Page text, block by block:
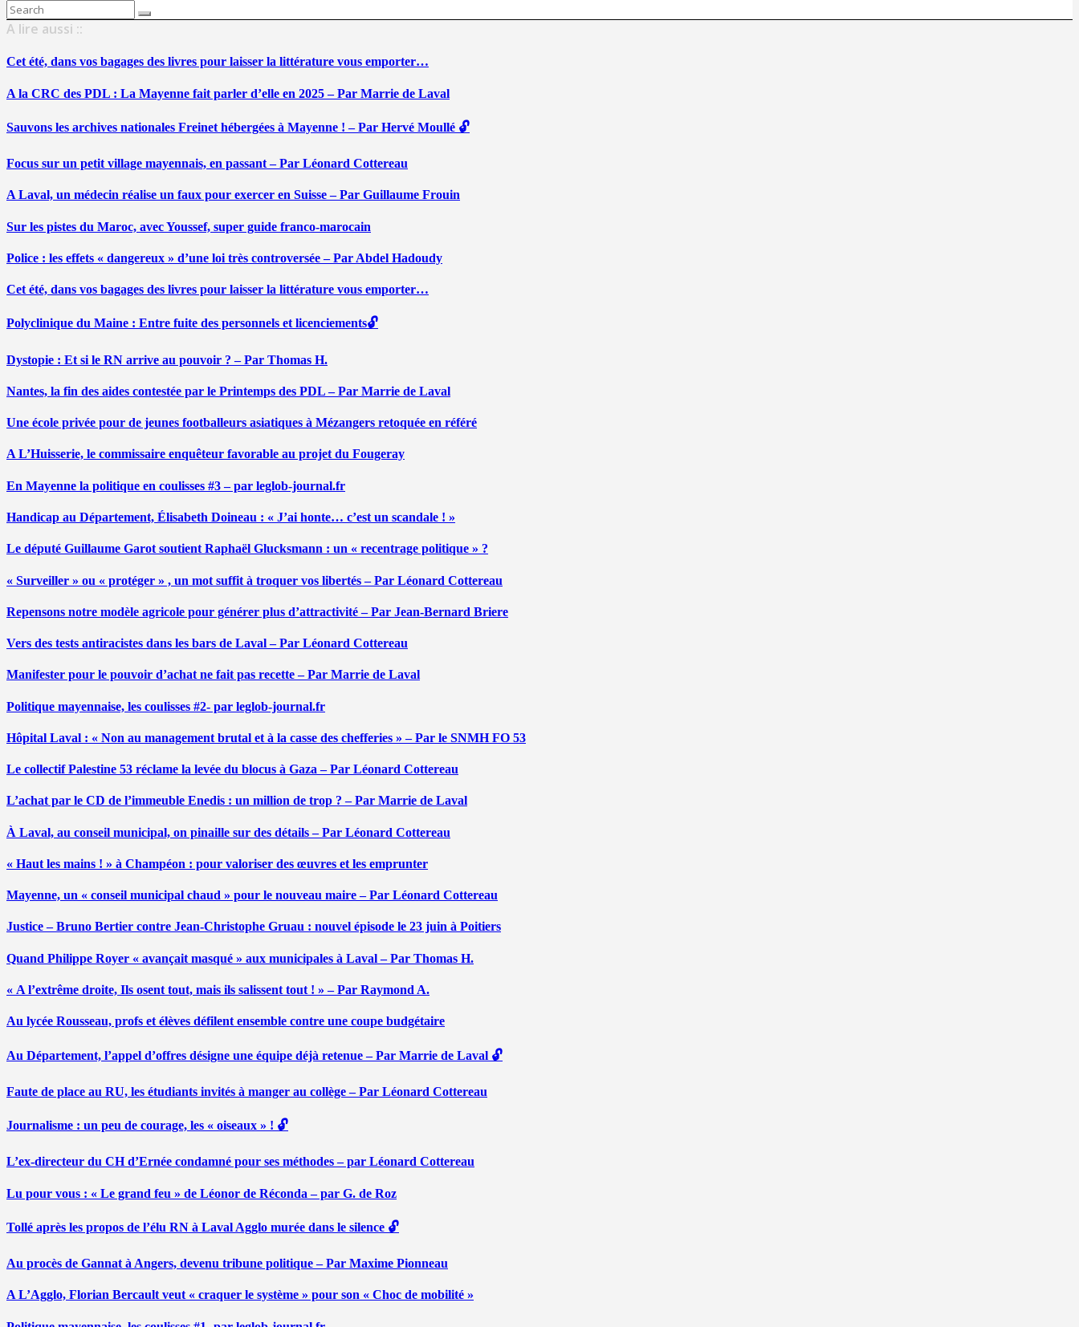
Search
for:
A lire aussi ::
Cet été, dans vos bagages des livres pour laisser la littérature vous emporter…
A la CRC des PDL : La Mayenne fait parler d’elle en 2025 – Par Marrie de Laval
Sauvons les archives nationales Freinet hébergées à Mayenne ! – Par Hervé Moullé 🔓
Focus sur un petit village mayennais, en passant – Par Léonard Cottereau
A Laval, un médecin réalise un faux pour exercer en Suisse – Par Guillaume Frouin
Sur les pistes du Maroc, avec Youssef, super guide franco-marocain
Police : les effets « dangereux » d’une loi très controversée – Par Abdel Hadoudy
Cet été, dans vos bagages des livres pour laisser la littérature vous emporter…
Polyclinique du Maine : Entre fuite des personnels et licenciements🔓
Dystopie : Et si le RN arrive au pouvoir ? – Par Thomas H.
Nantes, la fin des aides contestée par le Printemps des PDL – Par Marrie de Laval
Une école privée pour de jeunes footballeurs asiatiques à Mézangers retoquée en référé
A L’Huisserie, le commissaire enquêteur favorable au projet du Fougeray
En Mayenne la politique en coulisses #3 – par leglob-journal.fr
Handicap au Département, Élisabeth Doineau : « J’ai honte… c’est un scandale ! »
Le député Guillaume Garot soutient Raphaël Glucksmann : un « recentrage politique » ?
« Surveiller » ou « protéger » , un mot suffit à troquer vos libertés – Par Léonard Cottereau
Repensons notre modèle agricole pour générer plus d’attractivité – Par Jean-Bernard Briere
Vers des tests antiracistes dans les bars de Laval – Par Léonard Cottereau
Manifester pour le pouvoir d’achat ne fait pas recette – Par Marrie de Laval
Politique mayennaise, les coulisses #2- par leglob-journal.fr
Hôpital Laval : « Non au management brutal et à la casse des chefferies » – Par le SNMH FO 53
Le collectif Palestine 53 réclame la levée du blocus à Gaza – Par Léonard Cottereau
L’achat par le CD de l’immeuble Enedis : un million de trop ? – Par Marrie de Laval
À Laval, au conseil municipal, on pinaille sur des détails – Par Léonard Cottereau
« Haut les mains ! » à Champéon : pour valoriser des œuvres et les emprunter
Mayenne, un « conseil municipal chaud » pour le nouveau maire – Par Léonard Cottereau
Justice – Bruno Bertier contre Jean-Christophe Gruau : nouvel épisode le 23 juin à Poitiers
Quand Philippe Royer « avançait masqué » aux municipales à Laval – Par Thomas H.
« A l’extrême droite, Ils osent tout, mais ils salissent tout ! » – Par Raymond A.
Au lycée Rousseau, profs et élèves défilent ensemble contre une coupe budgétaire
Au Département, l’appel d’offres désigne une équipe déjà retenue – Par Marrie de Laval 🔓
Faute de place au RU, les étudiants invités à manger au collège – Par Léonard Cottereau
Journalisme : un peu de courage, les « oiseaux » ! 🔓
L’ex-directeur du CH d’Ernée condamné pour ses méthodes – par Léonard Cottereau
Lu pour vous : « Le grand feu » de Léonor de Réconda – par G. de Roz
Tollé après les propos de l’élu RN à Laval Agglo murée dans le silence 🔓
Au procès de Gannat à Angers, devenu tribune politique – Par Maxime Pionneau
A L’Agglo, Florian Bercault veut « craquer le système » pour son « Choc de mobilité »